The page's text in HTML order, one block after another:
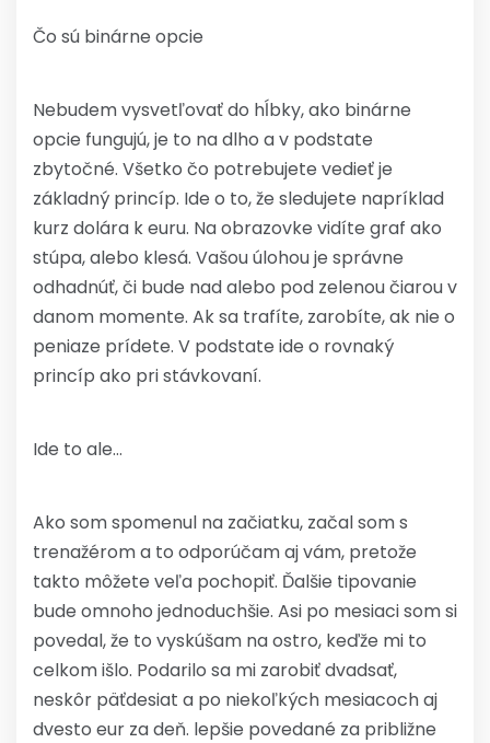
Čo sú binárne opcie
Nebudem vysvetľovať do hĺbky, ako binárne
opcie fungujú, je to na dlho a v podstate
zbytočné. Všetko čo potrebujete vedieť je
základný princíp. Ide o to, že sledujete napríklad
kurz dolára k euru. Na obrazovke vidíte graf ako
stúpa, alebo klesá. Vašou úlohou je správne
odhadnúť, či bude nad alebo pod zelenou čiarou v
danom momente. Ak sa trafíte, zarobíte, ak nie o
peniaze prídete. V podstate ide o rovnaký
princíp ako pri stávkovaní.
Ide to ale…
Ako som spomenul na začiatku, začal som s
trenažérom a to odporúčam aj vám, pretože
takto môžete veľa pochopiť. Ďalšie tipovanie
bude omnoho jednoduchšie. Asi po mesiaci som si
povedal, že to vyskúšam na ostro, keďže mi to
celkom išlo. Podarilo sa mi zarobiť dvadsať,
neskôr päťdesiat a po niekoľkých mesiacoch aj
dvesto eur za deň. lepšie povedané za približne